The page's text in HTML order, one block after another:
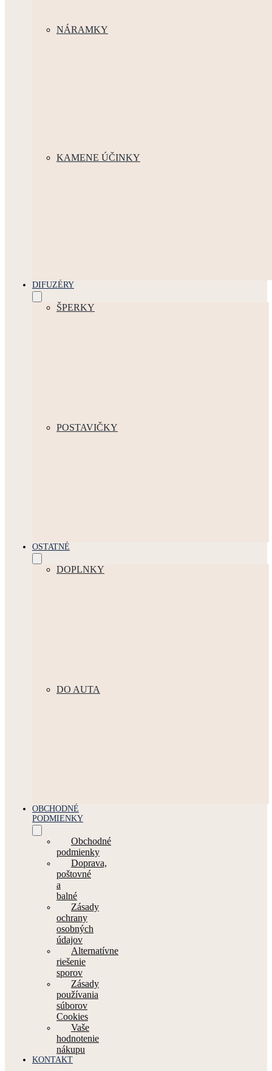
NÁRAMKY
KAMENE ÚČINKY
DIFUZÉRY
ŠPERKY
POSTAVIČKY
OSTATNÉ
DOPLNKY
DO AUTA
OBCHODNÉ
PODMIENKY
Obchodné
podmienky
Doprava,
poštovné
a
balné
Zásady
ochrany
osobných
údajov
Alternatívne
riešenie
sporov
Zásady
používania
súborov
Cookies
Vaše
hodnotenie
nákupu
KONTAKT